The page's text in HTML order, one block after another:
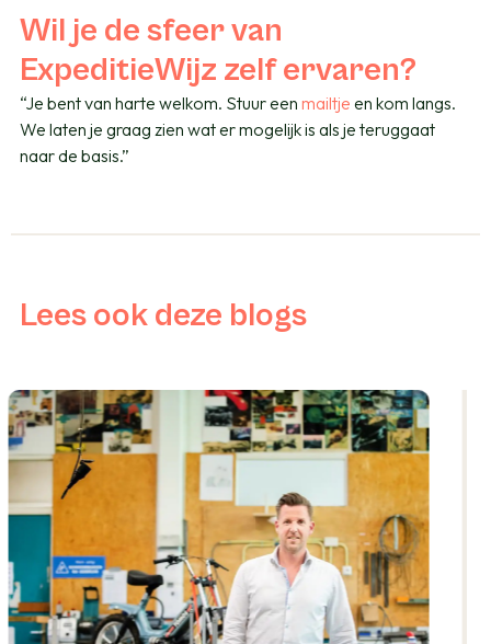
Wil je de sfeer van
ExpeditieWijz zelf ervaren?
“Je bent van harte welkom. Stuur een mailtje en kom langs.
We laten je graag zien wat er mogelijk is als je teruggaat
naar de basis.”
Lees ook deze blogs